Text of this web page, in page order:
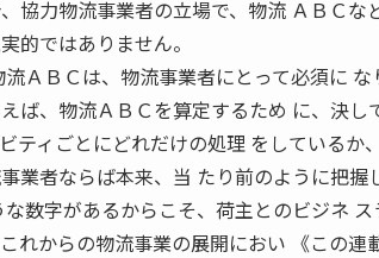
協力物流事業者の立場で、物流 ＡＢＣ
的ではありません。
ＡＢＣは、物流事業者にとって必須に な
ば、物流ＡＢＣを算定するため に、決し
ティごとにどれだけの処理 をしている
業者ならば本来、当 たり前のように把握
な数字があるからこそ、荷主とのビジネ ス
れからの物流事業の展開におい 《この